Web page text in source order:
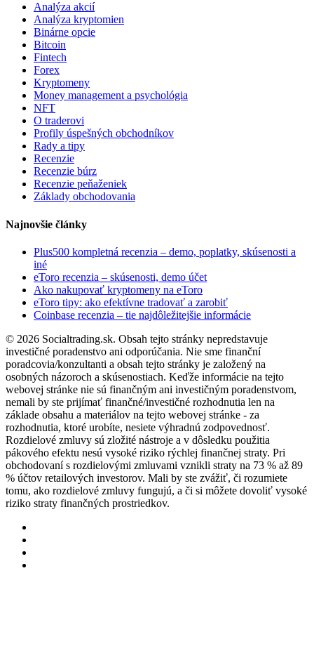
Analýza akcií
Analýza kryptomien
Binárne opcie
Bitcoin
Fintech
Forex
Kryptomeny
Money management a psychológia
NFT
O traderovi
Profily úspešných obchodníkov
Rady a tipy
Recenzie
Recenzie búrz
Recenzie peňaženiek
Základy obchodovania
Najnovšie články
Plus500 kompletná recenzia – demo, poplatky, skúsenosti a
iné
eToro recenzia – skúsenosti, demo účet
Ako nakupovať kryptomeny na eToro
eToro tipy: ako efektívne tradovať a zarobiť
Coinbase recenzia – tie najdôležitejšie informácie
© 2026 Socialtrading.sk. Obsah tejto stránky nepredstavuje
investičné poradenstvo ani odporúčania. Nie sme finanční
poradcovia/konzultanti a obsah tejto stránky je založený na
osobných názoroch a skúsenostiach. Keďže informácie na tejto
webovej stránke nie sú finančným ani investičným poradenstvom,
nemali by ste prijímať finančné/investičné rozhodnutia len na
základe obsahu a materiálov na tejto webovej stránke - za
rozhodnutia, ktoré urobíte, nesiete výhradnú zodpovednosť.
Rozdielové zmluvy sú zložité nástroje a v dôsledku použitia
pákového efektu nesú vysoké riziko rýchlej finančnej straty. Pri
obchodovaní s rozdielovými zmluvami vznikli straty na 73 % až 89
% účtov retailových investorov. Mali by ste zvážiť, či rozumiete
tomu, ako rozdielové zmluvy fungujú, a či si môžete dovoliť vysoké
riziko straty finančných prostriedkov.